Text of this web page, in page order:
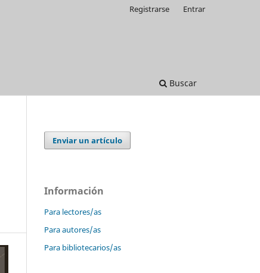
Buscar
Registrarse Entrar
Enviar un artículo
Información
Para lectores/as
Para autores/as
Para bibliotecarios/as